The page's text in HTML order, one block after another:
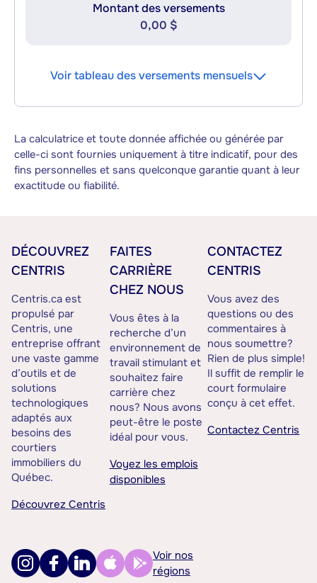
Montant des versements
0,00 $
Voir tableau des versements mensuels
La calculatrice et toute donnée affichée ou générée par
celle-ci sont fournies uniquement à titre indicatif, pour des
fins personnelles et sans quelconque garantie quant à leur
exactitude ou fiabilité.
DÉCOUVREZ
CENTRIS
Centris.ca est
propulsé par
Centris, une
entreprise offrant
une vaste gamme
d’outils et de
solutions
technologiques
adaptés aux
besoins des
courtiers
immobiliers du
Québec.
Découvrez Centris
FAITES
CARRIÈRE
CHEZ NOUS
Vous êtes à la
recherche d’un
environnement de
travail stimulant et
souhaitez faire
carrière chez
nous? Nous avons
peut-être le poste
idéal pour vous.
Voyez les emplois
disponibles
CONTACTEZ
CENTRIS
Vous avez des
questions ou des
commentaires à
nous soumettre?
Rien de plus simple!
Il suffit de remplir le
court formulaire
conçu à cet effet.
Contactez Centris
Voir nos
régions